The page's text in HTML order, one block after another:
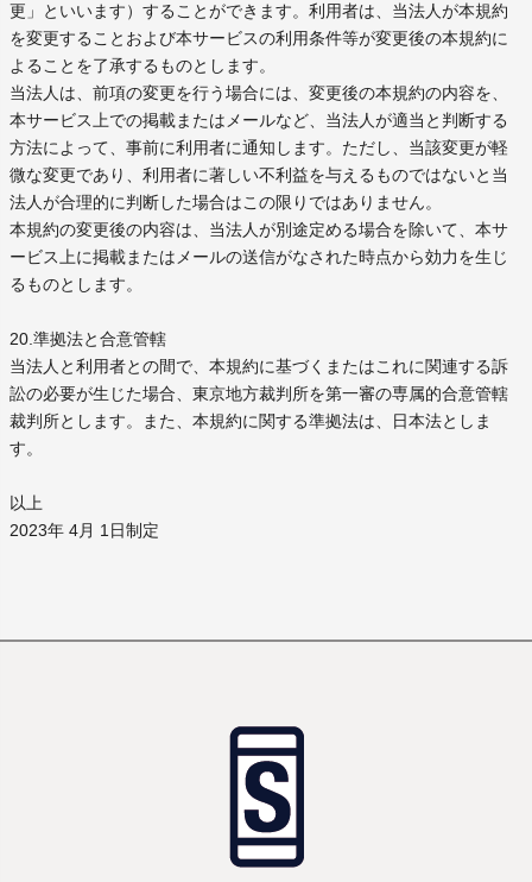
更」といいます）することができます。利用者は、当法人が本規約
を変更することおよび本サービスの利用条件等が変更後の本規約に
よることを了承するものとします。
当法人は、前項の変更を行う場合には、変更後の本規約の内容を、
本サービス上での掲載またはメールなど、当法人が適当と判断する
方法によって、事前に利用者に通知します。ただし、当該変更が軽
微な変更であり、利用者に著しい不利益を与えるものではないと当
法人が合理的に判断した場合はこの限りではありません。
本規約の変更後の内容は、当法人が別途定める場合を除いて、本サ
ービス上に掲載またはメールの送信がなされた時点から効力を生じ
るものとします。
20.準拠法と合意管轄
当法人と利用者との間で、本規約に基づくまたはこれに関連する訴
訟の必要が生じた場合、東京地方裁判所を第一審の専属的合意管轄
裁判所とします。また、本規約に関する準拠法は、日本法としま
す。
以上
2023年 4月 1日制定